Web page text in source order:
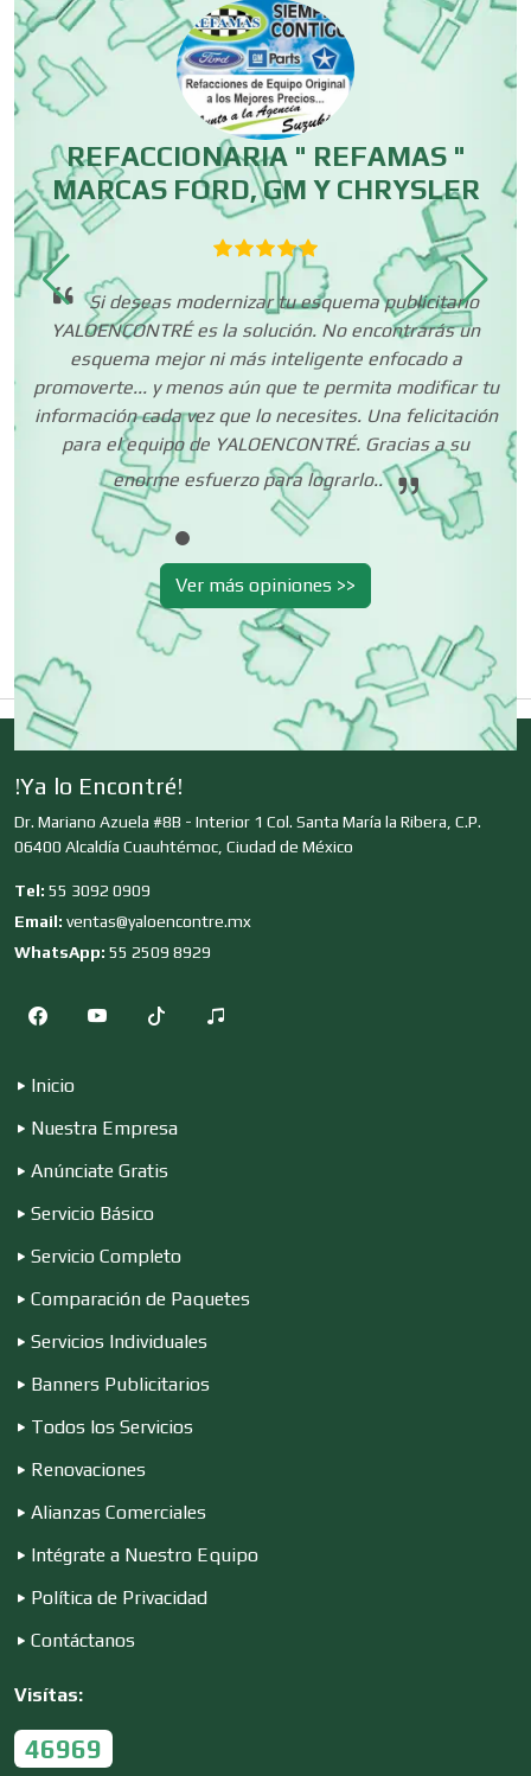
Centros Comerciales
Centros de Espectáculos
Centros de Nutrición
Centros Turísticos
Cerrajerías
Cibercafés
Clínicas de Belleza
Clínicas de Rehabilitación
Clubes Deportivos
Cocinas Integrales
Compresores de aire
Computadoras
Conferencias Empresariales
Copiadoras
REFACCIONARIA " REFAMAS "
MARCAS FORD, GM Y CHRYSLER
Si deseas modernizar tu esquema publicitario
YALOENCONTRÉ es la solución. No encontrarás un
esquema mejor ni más inteligente enfocado a
promoverte... y menos aún que te permita modificar tu
información cada vez que lo necesites. Una felicitación
para el equipo de YALOENCONTRÉ. Gracias a su
enorme esfuerzo para lograrlo..
Ver más opiniones >>
!Ya lo Encontré!
Dr. Mariano Azuela #8B - Interior 1 Col. Santa María la Ribera, C.P.
06400 Alcaldía Cuauhtémoc, Ciudad de México
Tel: 55 3092 0909
Email: ventas@yaloencontre.mx
WhatsApp: 55 2509 8929
Inicio
Nuestra Empresa
Anúnciate Gratis
Servicio Básico
Servicio Completo
Comparación de Paquetes
Servicios Individuales
Banners Publicitarios
Todos los Servicios
Renovaciones
Alianzas Comerciales
Intégrate a Nuestro Equipo
Política de Privacidad
Contáctanos
Visítas:
46969